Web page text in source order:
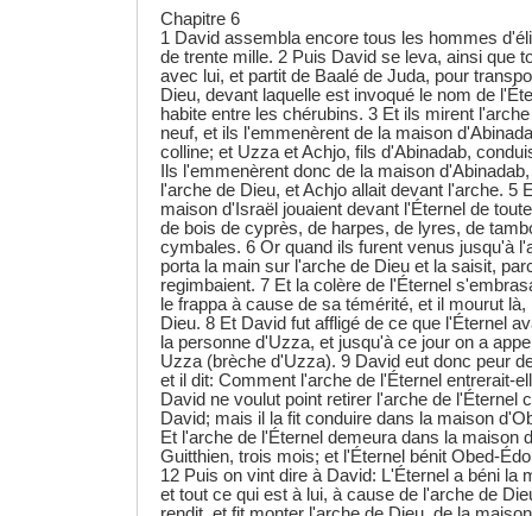
Chapitre 6
1 David assembla encore tous les hommes
de trente mille. 2 Puis David se leva, ainsi que
avec lui, et partit de Baalé de Juda, pour
Dieu, devant laquelle est invoqué le nom de
habite entre les chérubins. 3 Et ils mirent
neuf, et ils l'emmenèrent de la maison
colline; et Uzza et Achjo, fils d'Abinadab,
Ils l'emmenèrent donc de la maison
l'arche de Dieu, et Achjo allait devant l'arche. 5
maison d'Israël jouaient devant l'Éternel de
de bois de cyprès, de harpes, de lyres, de
cymbales. 6 Or quand ils furent venus jusqu'à
porta la main sur l'arche de Dieu et la saisit,
regimbaient. 7 Et la colère de l'Éternel
le frappa à cause de sa témérité, et il mourut
Dieu. 8 Et David fut affligé de ce que l'Éternel
la personne d'Uzza, et jusqu'à ce jour on a
Uzza (brèche d'Uzza). 9 David eut donc peur
et il dit: Comment l'arche de l'Éternel entrerait-
David ne voulut point retirer l'arche de l'Éternel
David; mais il la fit conduire dans la maison
Et l'arche de l'Éternel demeura dans la maison
Guitthien, trois mois; et l'Éternel bénit Obed-
12 Puis on vint dire à David: L'Éternel a béni la
et tout ce qui est à lui, à cause de l'arche de